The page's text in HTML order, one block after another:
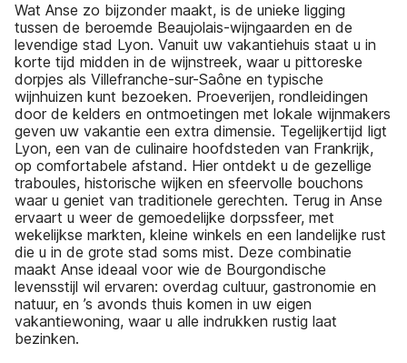
Wat Anse zo bijzonder maakt, is de unieke ligging
tussen de beroemde Beaujolais-wijngaarden en de
levendige stad Lyon. Vanuit uw vakantiehuis staat u in
korte tijd midden in de wijnstreek, waar u pittoreske
dorpjes als Villefranche-sur-Saône en typische
wijnhuizen kunt bezoeken. Proeverijen, rondleidingen
door de kelders en ontmoetingen met lokale wijnmakers
geven uw vakantie een extra dimensie. Tegelijkertijd ligt
Lyon, een van de culinaire hoofdsteden van Frankrijk,
op comfortabele afstand. Hier ontdekt u de gezellige
traboules, historische wijken en sfeervolle bouchons
waar u geniet van traditionele gerechten. Terug in Anse
ervaart u weer de gemoedelijke dorpssfeer, met
wekelijkse markten, kleine winkels en een landelijke rust
die u in de grote stad soms mist. Deze combinatie
maakt Anse ideaal voor wie de Bourgondische
levensstijl wil ervaren: overdag cultuur, gastronomie en
natuur, en ’s avonds thuis komen in uw eigen
vakantiewoning, waar u alle indrukken rustig laat
bezinken.